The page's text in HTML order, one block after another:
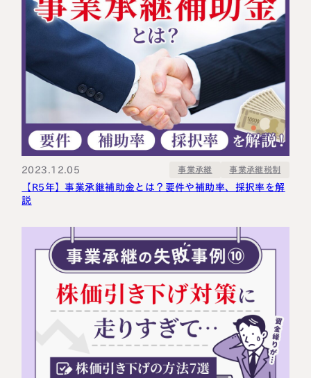
2023.12.05 事業承継 事業承継税制
【R5年】事業承継補助金とは？要件や補助率、採択率を解
説